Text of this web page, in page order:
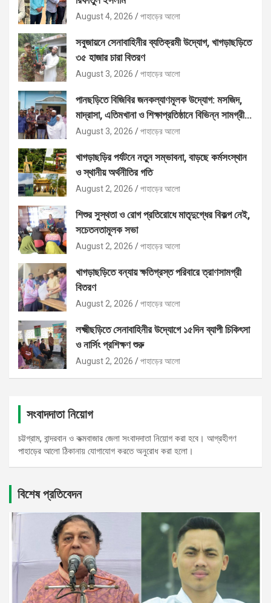
August 4, 2026 পাহাড়ের আলো
সবুজায়নে সেনাবাহিনীর ব্যতিক্রমী উদ্যোগ, খাগড়াছড়িতে
৩৫ হাজার চারা বিতরণ
August 3, 2026 পাহাড়ের আলো
পানছড়িতে বিজিবির জনকল্যাণমূলক উদ্যোগ: মসজিদ,
মাদ্রাসা, এতিমখানা ও শিক্ষাপ্রতিষ্ঠানে বিভিন্ন সামগ্রী
বিতরণ
August 3, 2026 পাহাড়ের আলো
খাগড়াছড়ির পর্যটনে নতুন সম্ভাবনা, বাড়ছে কর্মসংস্থান
ও স্থানীয় অর্থনীতির গতি
August 2, 2026 পাহাড়ের আলো
শিশুর সুস্থতা ও রোগ প্রতিরোধে মাতৃদুগ্ধের বিকল্প নেই,
সচেতনতামূলক সভা
August 2, 2026 পাহাড়ের আলো
খাগড়াছড়িতে বন্যায় ক্ষতিগ্রস্ত পরিবারে ত্রাণসামগ্রী
বিতরণ
August 2, 2026 পাহাড়ের আলো
লক্ষ্মীছড়িতে সেনাবাহিনীর উদ্যোগে ১৫দিন ব্যাপী চিকিৎসা
ও নার্সিং প্রশিক্ষণ শুরু
August 2, 2026 পাহাড়ের আলো
সংবাদদাতা নিয়োগ
চট্টগ্রাম, বান্দরবান ও কক্মবাজার জেলা সংবাদদাতা নিয়োগ করা হবে। আগ্রহীগণ
পাহাড়ের আলো ঠিকানায় যোগাযোগ করতে অনুরোধ করা হলো।
বিশেষ প্রতিবেদন